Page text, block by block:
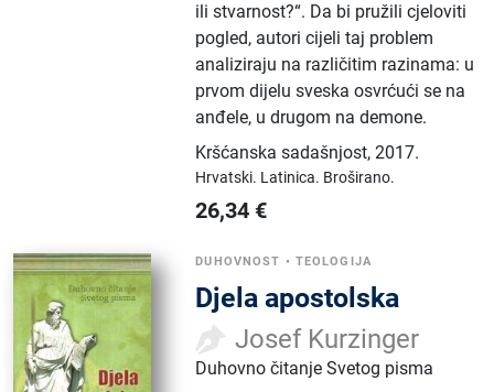
ili stvarnost?“. Da bi pružili cjeloviti
pogled, autori cijeli taj problem
analiziraju na različitim razinama: u
prvom dijelu sveska osvrćući se na
anđele, u drugom na demone.
Kršćanska sadašnjost,2017.
Hrvatski. Latinica. Broširano.
26,34 €
DUHOVNOST • TEOLOGIJA
Djela apostolska
Josef Kurzinger
Duhovno čitanje Svetog pisma